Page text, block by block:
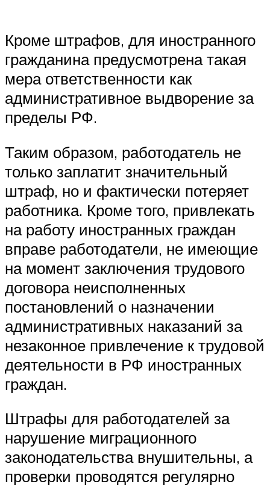
Кроме штрафов, для иностранного
гражданина предусмотрена такая
мера ответственности как
административное выдворение за
пределы РФ.
Таким образом, работодатель не
только заплатит значительный
штраф, но и фактически потеряет
работника. Кроме того, привлекать
на работу иностранных граждан
вправе работодатели, не имеющие
на момент заключения трудового
договора неисполненных
постановлений о назначении
административных наказаний за
незаконное привлечение к трудовой
деятельности в РФ иностранных
граждан.
Штрафы для работодателей за
нарушение миграционного
законодательства внушительны, а
проверки проводятся регулярно